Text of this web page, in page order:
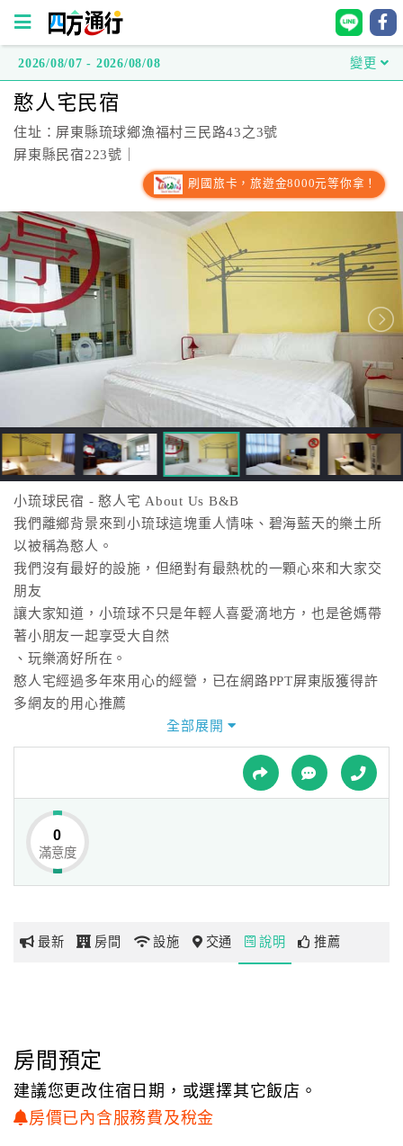
方
通
行
台
灣
訂
房
跟
飯
店
訂
房
HOT
特
色
民
宿
球
網
玩
地
圖
顧
2026/08/07 - 2026/08/08 變更
憨人宅民宿
住址：屏東縣琉球鄉漁福村三民路43之3號
屏東縣民宿223號｜
刷國旅卡，旅遊金8000元等你拿！
小琉球民宿 - 憨人宅 About Us B&B
我們離鄉背景來到小琉球這塊重人情味、碧海藍天的樂土所
以被稱為憨人。
我們沒有最好的設施，但絕對有最熱枕的一顆心來和大家交
朋友
讓大家知道，小琉球不只是年輕人喜愛滴地方，也是爸媽帶
著小朋友一起享受大自然
、玩樂滴好所在。
憨人宅經過多年來用心的經營，已在網路PPT屏東版獲得許
多網友的用心推薦
不管是熱血年輕的夥伴們，溫馨歡樂的家庭族群，憨人宅的
全部展開
0
滿意度
最新 房間 設施 交通 說明 推薦
房間預定
建議您更改住宿日期，或選擇其它飯店。
房價已內含服務費及稅金